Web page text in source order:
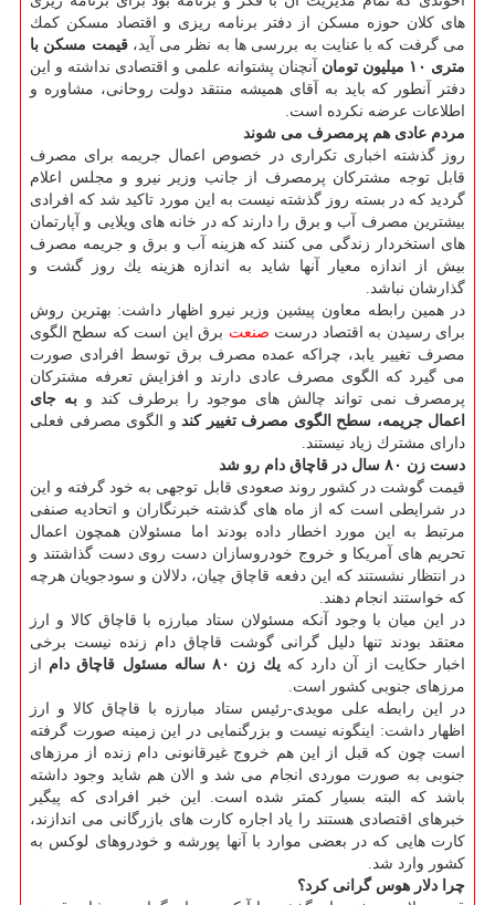
های كلان حوزه مسكن از دفتر برنامه ریزی و اقتصاد مسكن كمك
می گرفت كه با عنایت به بررسی ها به نظر می آید،قیمت مسكن با
متری ۱۰ میلیون تومان
آنچنان پشتوانه علمی و اقتصادی نداشته و این
دفتر آنطور كه باید به آقای همیشه منتقد دولت روحانی، مشاوره و
اطلاعات عرضه نكرده است.
مردم عادی هم پرمصرف می شوند
روز گذشته اخباری تكراری در خصوص اعمال جریمه برای مصرف
قابل توجه مشتركان پرمصرف از جانب وزیر نیرو و مجلس اعلام
گردید كه در بسته روز گذشته نیست به این مورد تاكید شد كه افرادی
بیشترین مصرف آب و برق را دارند كه در خانه های ویلایی و آپارتمان
های استخردار زندگی می كنند كه هزینه آب و برق و جریمه مصرف
بیش از اندازه معیار آنها شاید به اندازه هزینه یك روز گشت و
گذارشان نباشد.
در همین رابطه معاون پیشین وزیر نیرو اظهار داشت: بهترین روش
برای رسیدن به اقتصاد درست صنعت برق این است كه سطح الگوی
مصرف تغییر یابد، چراكه عمده مصرف برق توسط افرادی صورت
می گیرد كه الگوی مصرف عادی دارند و افزایش تعرفه مشتركان
پرمصرف نمی تواند چالش های موجود را برطرف كند و به جای
اعمال جریمه، سطح الگوی مصرف تغییر كند و الگوی مصرفی فعلی
دارای مشترك زیاد نیستند.
دست زن ۸۰ سال در قاچاق دام رو شد
قیمت گوشت در كشور روند صعودی قابل توجهی به خود گرفته و این
در شرایطی است كه از ماه های گذشته خبرنگاران و اتحادیه صنفی
مرتبط به این مورد اخطار داده بودند اما مسئولان همچون اعمال
تحریم های آمریكا و خروج خودروسازان دست روی دست گذاشتند و
در انتظار نشستند كه این دفعه قاچاق چیان، دلالان و سودجویان هرچه
كه خواستند انجام دهند.
در این میان با وجود آنكه مسئولان ستاد مبارزه با قاچاق كالا و ارز
معتقد بودند تنها دلیل گرانی گوشت قاچاق دام زنده نیست برخی
اخبار حكایت از آن دارد كه یك زن ۸۰ ساله مسئول قاچاق دام
از
مرزهای جنوبی كشور است.
در این رابطه علی مویدی-رئیس ستاد مبارزه با قاچاق كالا و ارز
اظهار داشت: اینگونه نیست و بزرگنمایی در این زمینه صورت گرفته
است چون كه قبل از این هم خروج غیرقانونی دام زنده از مرزهای
جنوبی به صورت موردی انجام می شد و الان هم شاید وجود داشته
باشد كه البته بسیار كمتر شده است. این خبر افرادی كه پیگیر
خبرهای اقتصادی هستند را یاد اجاره كارت های بازرگانی می اندازند،
كارت هایی كه در بعضی موارد با آنها پورشه و خودروهای لوكس به
كشور وارد شد.
چرا دلار هوس گرانی كرد؟